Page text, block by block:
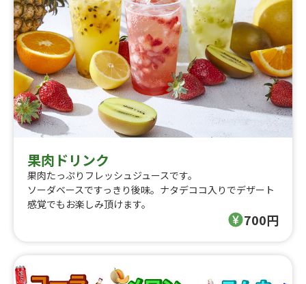
果肉ドリンク
果肉たっぷりフレッシュジュースです。
ソーダベースですっきり後味。ナタデココ入りでデザート
感覚でもお楽しみ頂けます。
700円